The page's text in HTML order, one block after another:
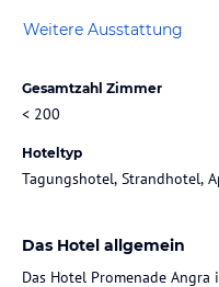
Weitere Ausstattung
Gesamtzahl Zimmer
< 200
Hoteltyp
Tagungshotel, Strandhotel,
Das Hotel allgemein
Das Hotel Promenade